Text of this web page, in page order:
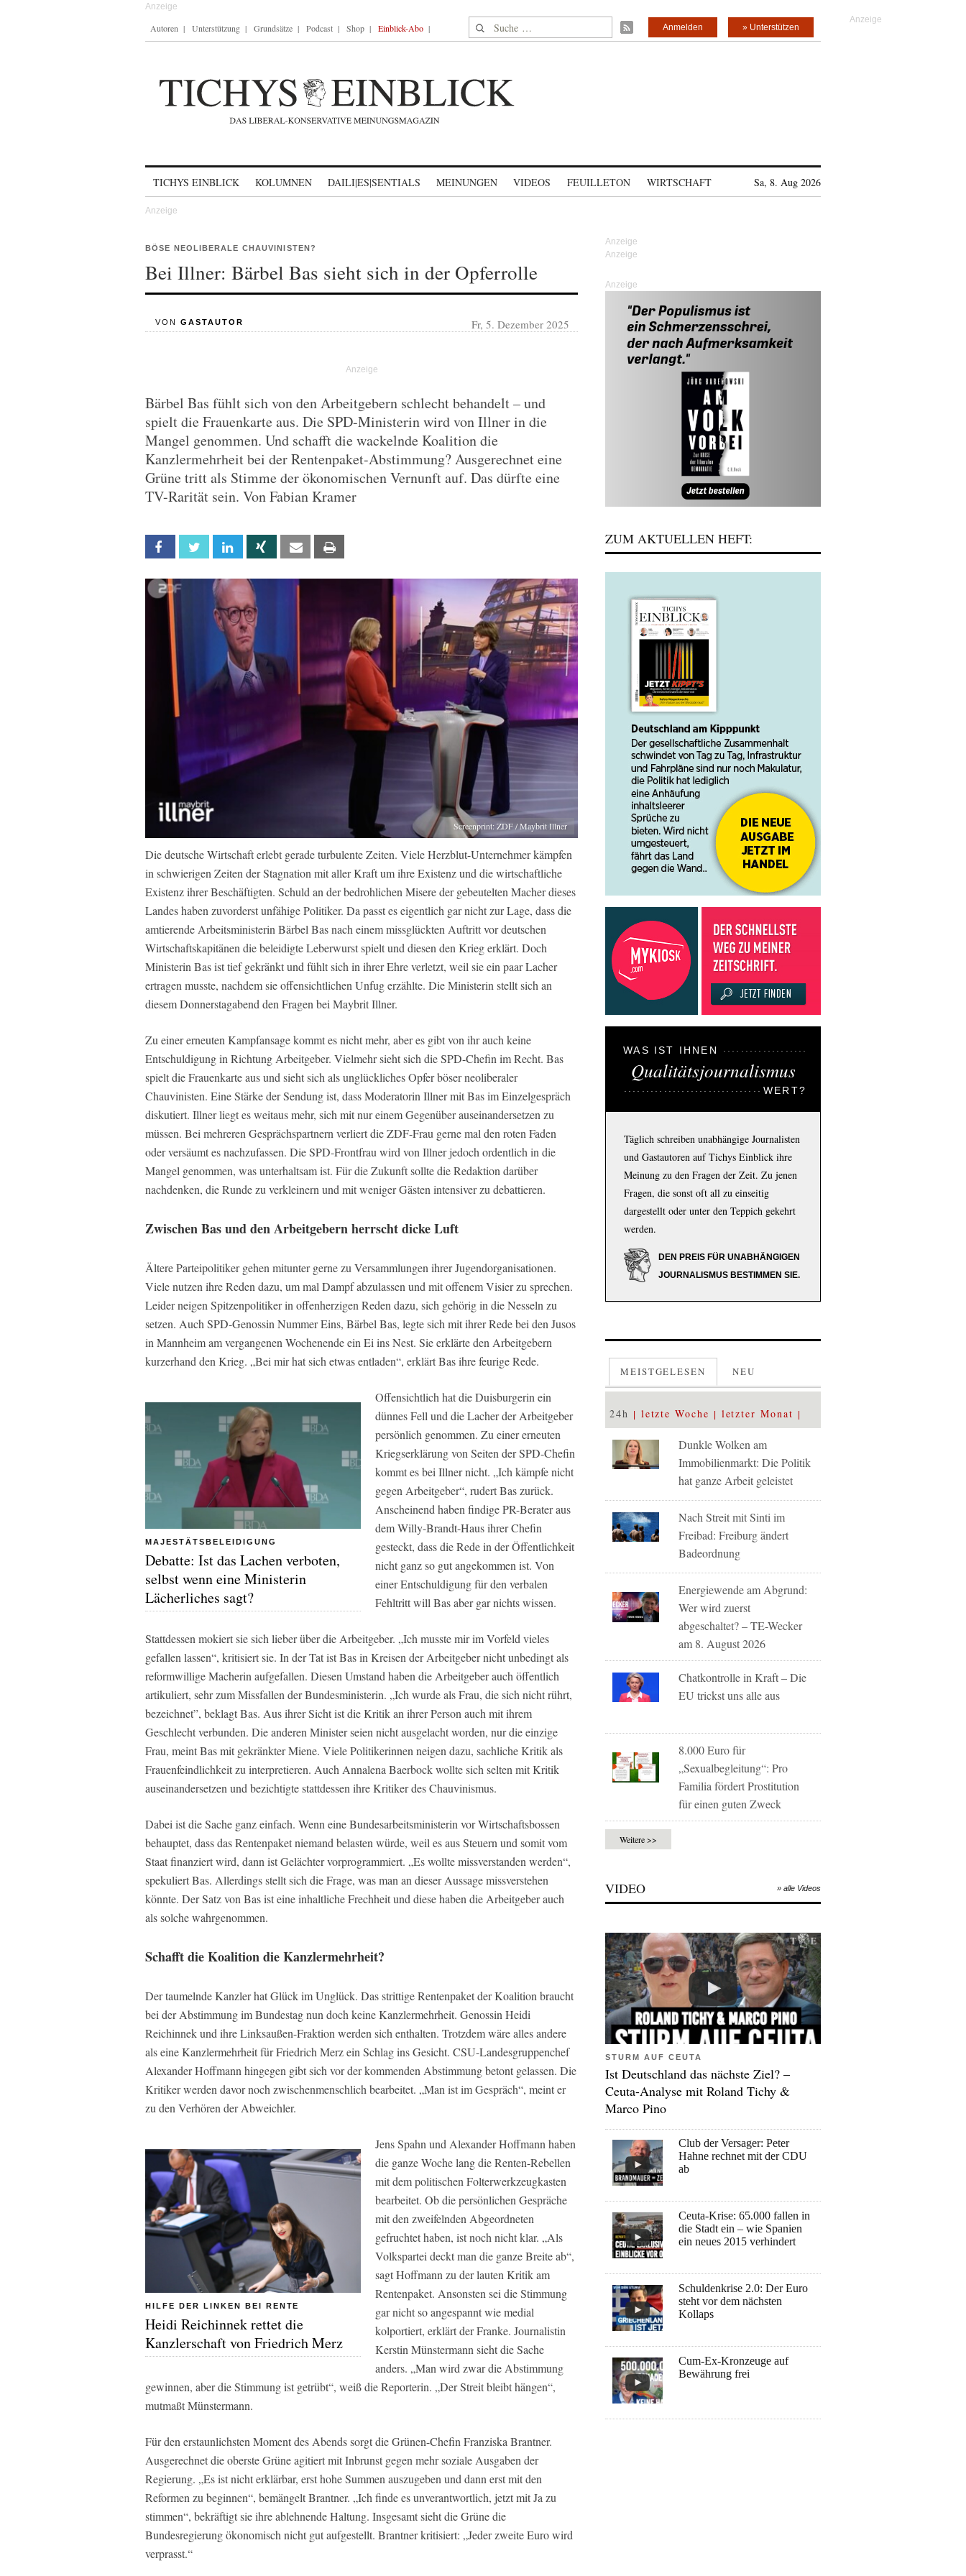
Autoren Unterstützung Grundsätze Podcast Shop Einblick-Abo Suche nach: » Unterstützen
Anmelden
TICHYS EINBLICK KOLUMNEN DAILI|ES|SENTIALS MEINUNGEN VIDEOS FEUILLETON WIRTSCHAFT Sa, 8. Aug 2026
BÖSE NEOLIBERALE CHAUVINISTEN?
Bei Illner: Bärbel Bas sieht sich in der Opferrolle
VON GASTAUTOR Fr, 5. Dezember 2025
Bärbel Bas fühlt sich von den Arbeitgebern schlecht behandelt – und
spielt die Frauenkarte aus. Die SPD-Ministerin wird von Illner in die
Mangel genommen. Und schafft die wackelnde Koalition die
Kanzlermehrheit bei der Rentenpaket-Abstimmung? Ausgerechnet eine
Grüne tritt als Stimme der ökonomischen Vernunft auf. Das dürfte eine
TV-Rarität sein. Von Fabian Kramer
Facebook Twitter Linkedin Xing Email
Screenprint: ZDF / Maybrit Illner
Die deutsche Wirtschaft erlebt gerade turbulente Zeiten. Viele Herzblut-Unternehmer kämpfen
in schwierigen Zeiten der Stagnation mit aller Kraft um ihre Existenz und die wirtschaftliche
Existenz ihrer Beschäftigten. Schuld an der bedrohlichen Misere der gebeutelten Macher dieses
Landes haben zuvorderst unfähige Politiker. Da passt es eigentlich gar nicht zur Lage, dass die
amtierende Arbeitsministerin Bärbel Bas nach einem missglückten Auftritt vor deutschen
Wirtschaftskapitänen die beleidigte Leberwurst spielt und diesen den Krieg erklärt. Doch
Ministerin Bas ist tief gekränkt und fühlt sich in ihrer Ehre verletzt, weil sie ein paar Lacher
ertragen musste, nachdem sie offensichtlichen Unfug erzählte. Die Ministerin stellt sich an
diesem Donnerstagabend den Fragen bei Maybrit Illner.
Zu einer erneuten Kampfansage kommt es nicht mehr, aber es gibt von ihr auch keine
Entschuldigung in Richtung Arbeitgeber. Vielmehr sieht sich die SPD-Chefin im Recht. Bas
spielt die Frauenkarte aus und sieht sich als unglückliches Opfer böser neoliberaler
Chauvinisten. Eine Stärke der Sendung ist, dass Moderatorin Illner mit Bas im Einzelgespräch
diskutiert. Illner liegt es weitaus mehr, sich mit nur einem Gegenüber auseinandersetzen zu
müssen. Bei mehreren Gesprächspartnern verliert die ZDF-Frau gerne mal den roten Faden
oder versäumt es nachzufassen. Die SPD-Frontfrau wird von Illner jedoch ordentlich in die
Mangel genommen, was unterhaltsam ist. Für die Zukunft sollte die Redaktion darüber
nachdenken, die Runde zu verkleinern und mit weniger Gästen intensiver zu debattieren.
Zwischen Bas und den Arbeitgebern herrscht dicke Luft
Ältere Parteipolitiker gehen mitunter gerne zu Versammlungen ihrer Jugendorganisationen.
Viele nutzen ihre Reden dazu, um mal Dampf abzulassen und mit offenem Visier zu sprechen.
Leider neigen Spitzenpolitiker in offenherzigen Reden dazu, sich gehörig in die Nesseln zu
setzen. Auch SPD-Genossin Nummer Eins, Bärbel Bas, legte sich mit ihrer Rede bei den Jusos
in Mannheim am vergangenen Wochenende ein Ei ins Nest. Sie erklärte den Arbeitgebern
kurzerhand den Krieg. „Bei mir hat sich etwas entladen“, erklärt Bas ihre feurige Rede.
MAJESTÄTSBELEIDIGUNG
Debatte: Ist das Lachen verboten,
selbst wenn eine Ministerin
Lächerliches sagt?
Offensichtlich hat die Duisburgerin ein
dünnes Fell und die Lacher der Arbeitgeber
persönlich genommen. Zu einer erneuten
Kriegserklärung von Seiten der SPD-Chefin
kommt es bei Illner nicht. „Ich kämpfe nicht
gegen Arbeitgeber“, rudert Bas zurück.
Anscheinend haben findige PR-Berater aus
dem Willy-Brandt-Haus ihrer Chefin
gesteckt, dass die Rede in der Öffentlichkeit
nicht ganz so gut angekommen ist. Von
einer Entschuldigung für den verbalen
Fehltritt will Bas aber gar nichts wissen.
Stattdessen mokiert sie sich lieber über die Arbeitgeber. „Ich musste mir im Vorfeld vieles
gefallen lassen“, kritisiert sie. In der Tat ist Bas in Kreisen der Arbeitgeber nicht unbedingt als
reformwillige Macherin aufgefallen. Diesen Umstand haben die Arbeitgeber auch öffentlich
artikuliert, sehr zum Missfallen der Bundesministerin. „Ich wurde als Frau, die sich nicht rührt,
bezeichnet”, beklagt Bas. Aus ihrer Sicht ist die Kritik an ihrer Person auch mit ihrem
Geschlecht verbunden. Die anderen Minister seien nicht ausgelacht worden, nur die einzige
Frau, meint Bas mit gekränkter Miene. Viele Politikerinnen neigen dazu, sachliche Kritik als
Frauenfeindlichkeit zu interpretieren. Auch Annalena Baerbock wollte sich selten mit Kritik
auseinandersetzen und bezichtigte stattdessen ihre Kritiker des Chauvinismus.
Dabei ist die Sache ganz einfach. Wenn eine Bundesarbeitsministerin vor Wirtschaftsbossen
behauptet, dass das Rentenpaket niemand belasten würde, weil es aus Steuern und somit vom
Staat finanziert wird, dann ist Gelächter vorprogrammiert. „Es wollte missverstanden werden“,
spekuliert Bas. Allerdings stellt sich die Frage, was man an dieser Aussage missverstehen
könnte. Der Satz von Bas ist eine inhaltliche Frechheit und diese haben die Arbeitgeber auch
als solche wahrgenommen.
Schafft die Koalition die Kanzlermehrheit?
Der taumelnde Kanzler hat Glück im Unglück. Das strittige Rentenpaket der Koalition braucht
bei der Abstimmung im Bundestag nun doch keine Kanzlermehrheit. Genossin Heidi
Reichinnek und ihre Linksaußen-Fraktion werden sich enthalten. Trotzdem wäre alles andere
als eine Kanzlermehrheit für Friedrich Merz ein Schlag ins Gesicht. CSU-Landesgruppenchef
Alexander Hoffmann hingegen gibt sich vor der kommenden Abstimmung betont gelassen. Die
Kritiker werden davor noch zwischenmenschlich bearbeitet. „Man ist im Gespräch“, meint er
zu den Verhören der Abweichler.
HILFE DER LINKEN BEI RENTE
Heidi Reichinnek rettet die
Kanzlerschaft von Friedrich Merz
Jens Spahn und Alexander Hoffmann haben
die ganze Woche lang die Renten-Rebellen
mit dem politischen Folterwerkzeugkasten
bearbeitet. Ob die persönlichen Gespräche
mit den zweifelnden Abgeordneten
gefruchtet haben, ist noch nicht klar. „Als
Volkspartei deckt man die ganze Breite ab“,
sagt Hoffmann zu der lauten Kritik am
Rentenpaket. Ansonsten sei die Stimmung
gar nicht so angespannt wie medial
kolportiert, erklärt der Franke. Journalistin
Kerstin Münstermann sieht die Sache
anders. „Man wird zwar die Abstimmung
gewinnen, aber die Stimmung ist getrübt“, weiß die Reporterin. „Der Streit bleibt hängen“,
mutmaßt Münstermann.
Für den erstaunlichsten Moment des Abends sorgt die Grünen-Chefin Franziska Brantner.
Ausgerechnet die oberste Grüne agitiert mit Inbrunst gegen mehr soziale Ausgaben der
Regierung. „Es ist nicht erklärbar, erst hohe Summen auszugeben und dann erst mit den
Reformen zu beginnen“, bemängelt Brantner. „Ich finde es unverantwortlich, jetzt mit Ja zu
stimmen“, bekräftigt sie ihre ablehnende Haltung. Insgesamt sieht die Grüne die
Bundesregierung ökonomisch nicht gut aufgestellt. Brantner kritisiert: „Jeder zweite Euro wird
verprasst.“
Anzeige
ZUM AKTUELLEN HEFT:
WAS IST IHNEN
Qualitätsjournalismus
WERT?
Täglich schreiben unabhängige Journalisten
und Gastautoren auf Tichys Einblick ihre
Meinung zu den Fragen der Zeit. Zu jenen
Fragen, die sonst oft all zu einseitig
dargestellt oder unter den Teppich gekehrt
werden.
DEN PREIS FÜR UNABHÄNGIGEN
JOURNALISMUS BESTIMMEN SIE.
MEISTGELESEN NEU
24h letzte Woche letzter Monat
Dunkle Wolken am
Immobilienmarkt: Die Politik
hat ganze Arbeit geleistet
Nach Streit mit Sinti im
Freibad: Freiburg ändert
Badeordnung
Energiewende am Abgrund:
Wer wird zuerst
abgeschaltet? – TE-Wecker
am 8. August 2026
Chatkontrolle in Kraft – Die
EU trickst uns alle aus
8.000 Euro für
„Sexualbegleitung“: Pro
Familia fördert Prostitution
für einen guten Zweck
Weitere >>
VIDEO » alle Videos
STURM AUF CEUTA
Ist Deutschland das nächste Ziel? –
Ceuta-Analyse mit Roland Tichy &
Marco Pino
Club der Versager: Peter
Hahne rechnet mit der CDU
ab
Ceuta-Krise: 65.000 fallen in
die Stadt ein – wie Spanien
ein neues 2015 verhindert
Schuldenkrise 2.0: Der Euro
steht vor dem nächsten
Kollaps
Cum-Ex-Kronzeuge auf
Bewährung frei